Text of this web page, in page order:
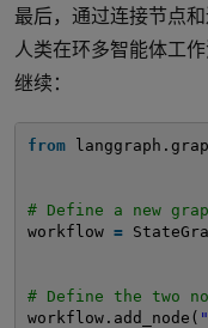
最后，通过连接节点
人类在环多智能体工
继续：
from
# Define a new
workflow =
# Define the two
workflow.add_node(